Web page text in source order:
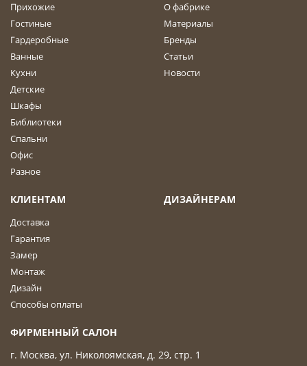
Прихожие
Гостиные
Гардеробные
Ванные
Кухни
Детские
Шкафы
Библиотеки
Спальни
Офис
Разное
О фабрике
Материалы
Бренды
Статьи
Новости
КЛИЕНТАМ
Доставка
Гарантия
Замер
Монтаж
Дизайн
Способы оплаты
ДИЗАЙНЕРАМ
ФИРМЕННЫЙ САЛОН
г. Москва, ул. Николоямская, д. 29, стр. 1